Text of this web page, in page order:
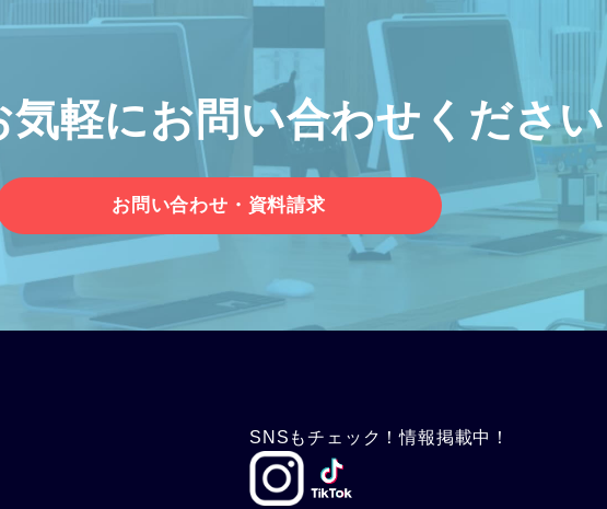
軽にお問い合わせください
お問い合わせ・資料請求
SNSもチェック！情報掲載中！